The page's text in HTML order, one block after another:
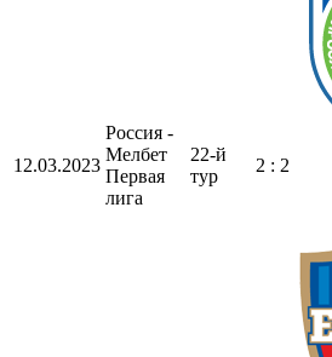
12.03.2023
Россия -
Мелбет
Первая
лига
22-й
тур
2 : 2